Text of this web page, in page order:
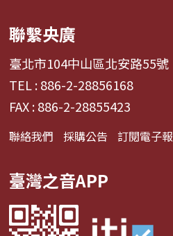
聯繫央廣
臺北市104中山區北安路55號
TEL : 886-2-28856168
FAX : 886-2-28855423
聯絡我們 採購公告 訂閱電子報
臺灣之音APP